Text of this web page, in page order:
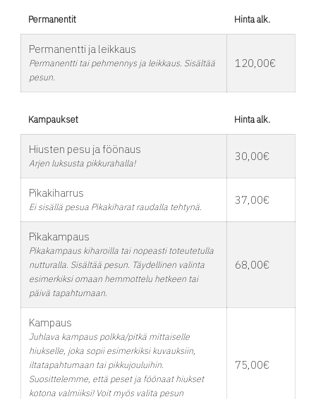
Permanentit Hinta alk.
Permanentti ja leikkaus
Permanentti tai pehmennys ja leikkaus. Sisältää
pesun.
120,00€
Kampaukset Hinta alk.
Hiusten pesu ja föönaus
Arjen luksusta pikkurahalla! 30,00€
Pikakiharrus
Ei sisällä pesua Pikakiharat raudalla tehtynä. 37,00€
Pikakampaus
Pikakampaus kiharoilla tai nopeasti toteutetulla
nutturalla. Sisältää pesun. Täydellinen valinta
esimerkiksi omaan hemmottelu hetkeen tai
päivä tapahtumaan.
68,00€
Kampaus
Juhlava kampaus polkka/pitkä mittaiselle
hiukselle, joka sopii esimerkiksi kuvauksiin,
iltatapahtumaan tai pikkujouluihin.
Suosittelemme, että peset ja föönaat hiukset
kotona valmiiksi! Voit myös valita pesun
75,00€